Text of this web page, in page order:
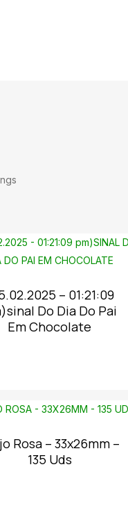
– 01:21:09
Do Dia Do Pai
Em Chocolate
Rosa – 33x26mm –
135 Uds